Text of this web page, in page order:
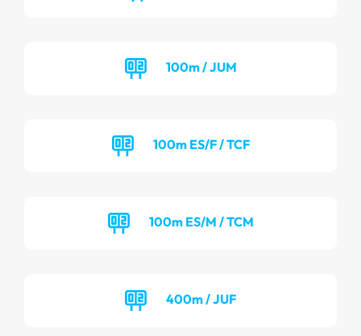
100m / JUM
100m ES/F / TCF
100m ES/M / TCM
400m / JUF